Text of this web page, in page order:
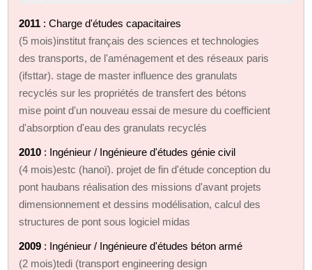
2011 : Charge d'études capacitaires
(5 mois)institut français des sciences et technologies
des transports, de l'aménagement et des réseaux paris
(ifsttar). stage de master influence des granulats
recyclés sur les propriétés de transfert des bétons
mise point d'un nouveau essai de mesure du coefficient
d'absorption d'eau des granulats recyclés
2010 : Ingénieur / Ingénieure d'études génie civil
(4 mois)estc (hanoï). projet de fin d'étude conception du
pont haubans réalisation des missions d'avant projets
dimensionnement et dessins modélisation, calcul des
structures de pont sous logiciel midas
2009 : Ingénieur / Ingénieure d'études béton armé
(2 mois)tedi (transport engineering design